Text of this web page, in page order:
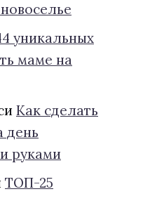
уникальных
маме на
Как сделать
день
руками
ТОП-25